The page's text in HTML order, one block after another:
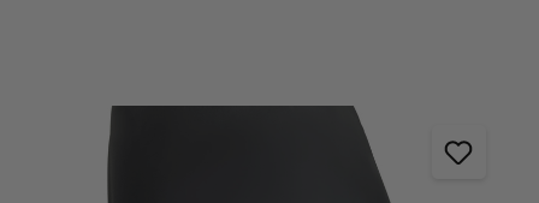
Bildergalerie überspringen